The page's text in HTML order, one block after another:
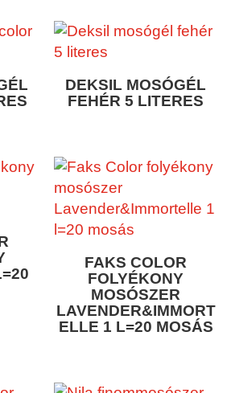
DEKSIL MOSÓGÉL
FEHÉR 5 LITERES
FAKS COLOR
FOLYÉKONY
MOSÓSZER
LAVENDER&IMMORT
ELLE 1 L=20 MOSÁS